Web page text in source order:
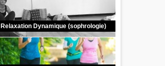
Relaxation Dynamique (sophrologie)